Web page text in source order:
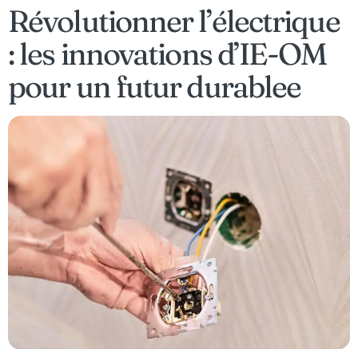
Révolutionner l’électrique
: les innovations d’IE-OM
pour un futur durablee